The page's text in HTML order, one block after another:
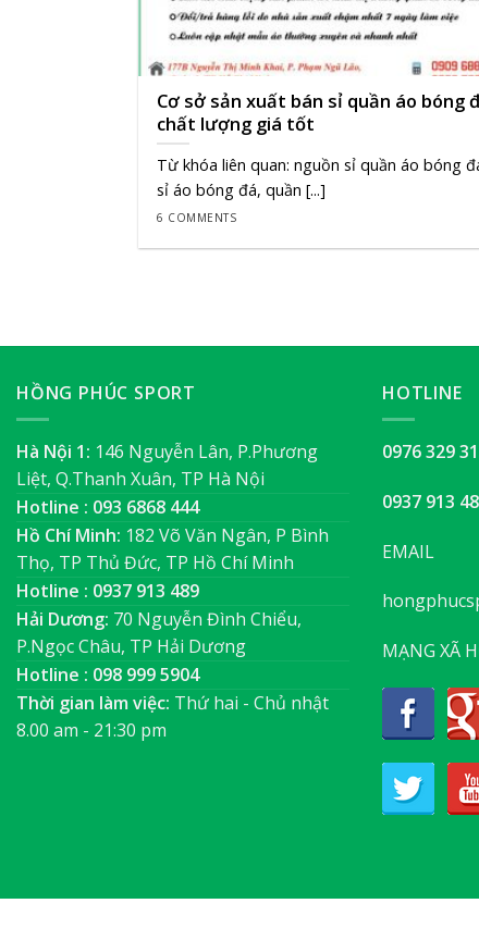
Cơ sở sản xuất bán sỉ quần áo bóng
chất lượng giá tốt
Từ khóa liên quan: nguồn sỉ quần áo bóng
sỉ áo bóng đá, quần [...]
6 COMMENTS
HỒNG PHÚC SPORT
Hà Nội 1: 146 Nguyễn Lân, P.Phương
Liệt, Q.Thanh Xuân, TP Hà Nội
Hotline : 093 6868 444
Hồ Chí Minh: 182 Võ Văn Ngân, P Bình
Thọ, TP Thủ Đức, TP Hồ Chí Minh
Hotline : 0937 913 489
Hải Dương: 70 Nguyễn Đình Chiểu,
P.Ngọc Châu, TP Hải Dương
Hotline : 098 999 5904
Thời gian làm việc: Thứ hai - Chủ nhật
8.00 am - 21:30 pm
HOTLINE
0976 329
0937 913
EMAIL
MẠNG XÃ